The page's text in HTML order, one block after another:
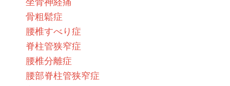
骨粗鬆症
腰椎すべり症
脊柱管狭窄症
腰椎分離症
腰部脊柱管狭窄症